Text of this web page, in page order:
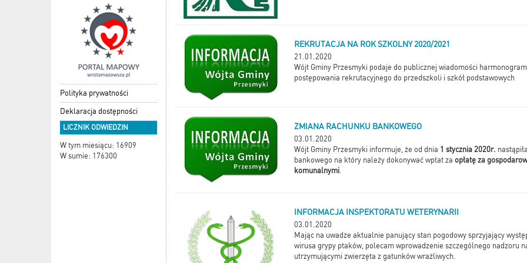
Polityka prywatności
Deklaracja dostępności
LICZNIK ODWIEDZIN
W tym miesiącu: 16909
W sumie: 176300
REKRUTACJA NA ROK SZKOLNY 2020/2021
21.01.2020
Wójt Gminy Przesmyki podaje do publicznej wiadomości
postępowania rekrutacyjnego do przedszkoli i szkół podstawowych
ZMIANA RACHUNKU BANKOWEGO
03.01.2020
Wójt Gminy Przesmyki informuje, że od dnia 1 stycznia 2020r.
bankowego na który należy dokonywać wpłat za opłatę za
komunalnymi.
INFORMACJA INSPEKTORATU WETERYNARII
03.01.2020
Mając na uwadze aktualnie panujący stan pogodowy sprzyjający
wirusa grypy ptaków, polecam wprowadzenie szczególnego nadzoru
utrzymującymi zwierzęta z gatunków wrażliwych.